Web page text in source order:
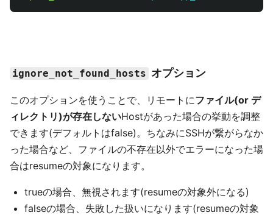
ignore_not_found_hosts オプション
このオプションを使うことで、リモートにファイル(or デ
ィレクトリ)が存在しないHostがあった場合の挙動を調整
できます(デフォルトはfalse)。ちなみにSSHが繋がらなか
った場合など、ファイルの不存在以外でエラーになった場
合はresumeの対象になります。
trueの場合、無視されます(resumeの対象外になる)
falseの場合、失敗した扱いになります(resumeの対象